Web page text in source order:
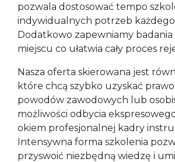
pozwala dostosować tempo
indywidualnych potrzeb
Dodatkowo zapewniamy badania
miejscu co ułatwia cały proces
Nasza oferta skierowana jest
które chcą szybko uzyskać
powodów zawodowych lub
możliwości odbycia
okiem profesjonalnej kadry
Intensywna forma szkolenia
przyswoić niezbędną wiedzę i